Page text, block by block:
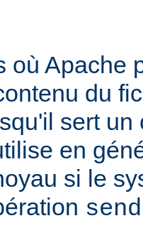
où Apache
du
sert un
en
si le